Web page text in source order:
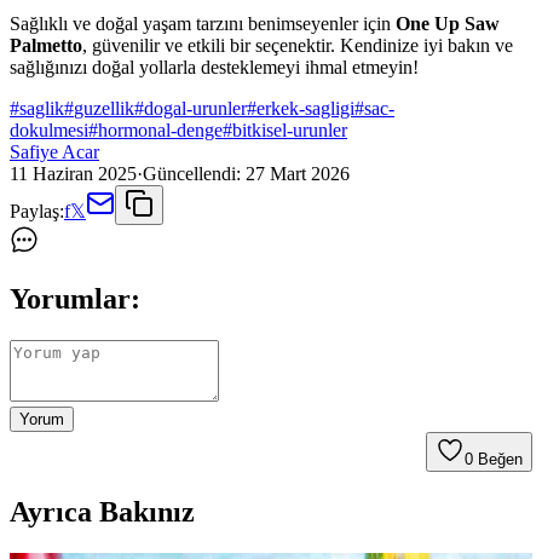
Sağlıklı ve doğal yaşam tarzını benimseyenler için One Up Saw
Palmetto, güvenilir ve etkili bir seçenektir. Kendinize iyi bakın ve
sağlığınızı doğal yollarla desteklemeyi ihmal etmeyin!
#saglik#guzellik#dogal-urunler#erkek-sagligi#sac-
dokulmesi#hormonal-denge#bitkisel-urunler
Safiye Acar
11 Haziran 2025·Güncellendi: 27 Mart 2026
Paylaş:f𝕏
Yorumlar:
Yorum
0 Beğen
Ayrıca Bakınız